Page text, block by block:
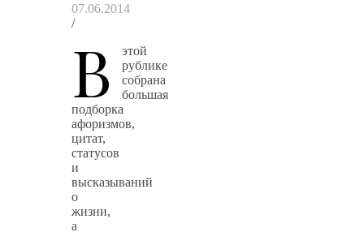
07.06.2014
/
В
этой
рублике
собрана
большая
подборка
афоризмов,
цитат,
статусов
и
высказываний
о
жизни,
а